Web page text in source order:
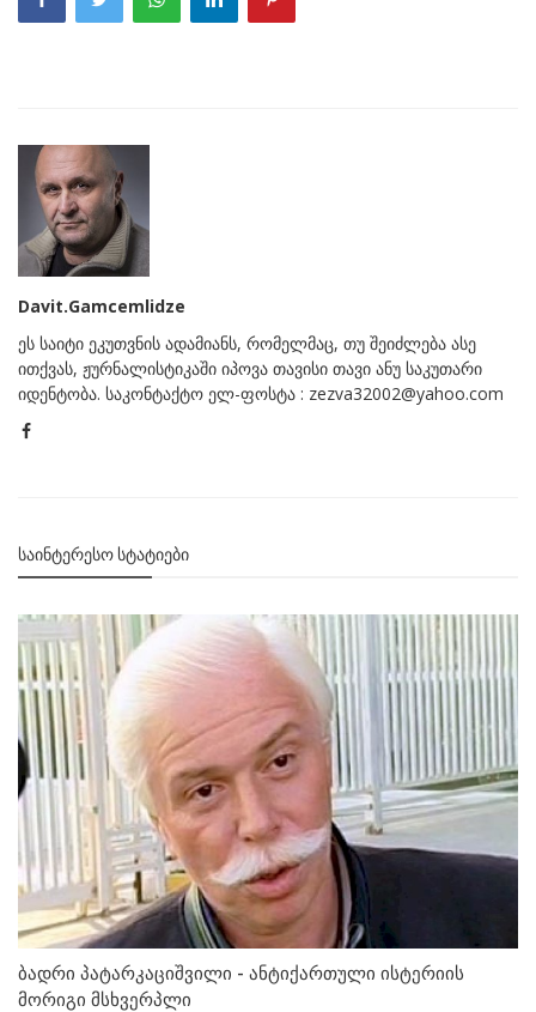
Davit.Gamcemlidze
ეს საიტი ეკუთვნის ადამიანს, რომელმაც, თუ შეიძლება ასე
ითქვას, ჟურნალისტიკაში იპოვა თავისი თავი ანუ საკუთარი
იდენტობა. საკონტაქტო ელ-ფოსტა : zezva32002@yahoo.com
ᲡᲐᲘᲜᲢᲔᲠᲔᲡᲝ ᲡᲢᲐᲢᲘᲔᲑᲘ
ბადრი პატარკაციშვილი - ანტიქართული ისტერიის
მორიგი მსხვერპლი